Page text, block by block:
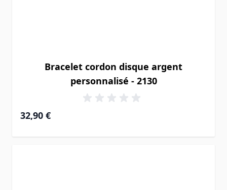
Bracelet cordon disque argent
personnalisé - 2130
32,90 €